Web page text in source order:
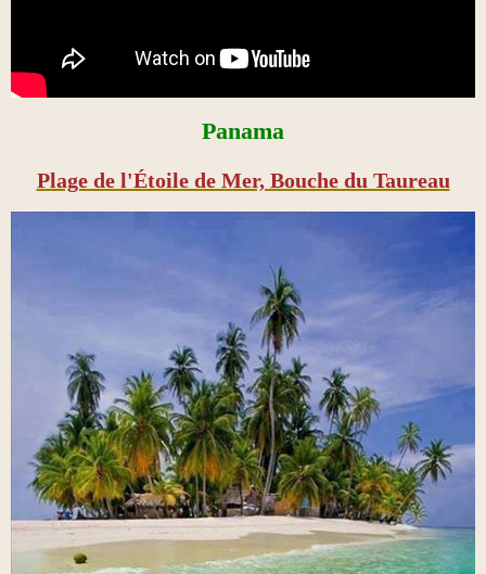
Panama
Plage de l'Étoile de Mer, Bouche du Taureau